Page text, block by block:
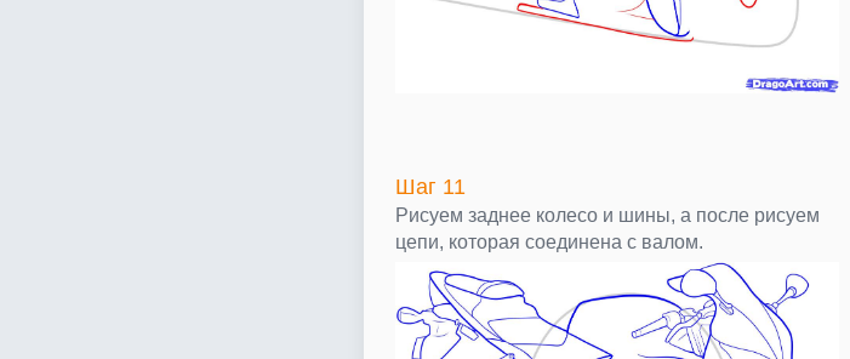
Шаг 11
Рисуем заднее колесо и шины, а после рисуем
цепи, которая соединена с валом.